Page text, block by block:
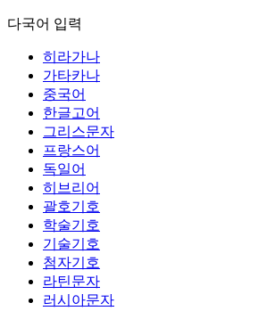
다국어 입력
히라가나
가타카나
중국어
한글고어
그리스문자
프랑스어
독일어
히브리어
괄호기호
학술기호
기술기호
첨자기호
라틴문자
러시아문자